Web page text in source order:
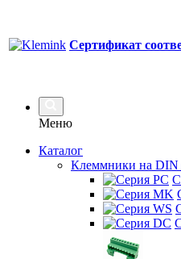
Сертификат
Меню
Каталог
Клеммники на DIN